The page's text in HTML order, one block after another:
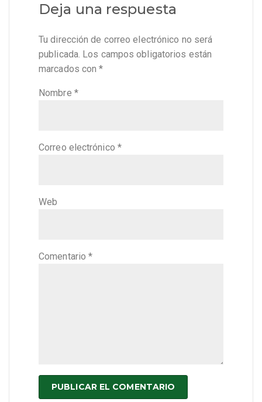
Deja una respuesta
Tu dirección de correo electrónico no será
publicada. Los campos obligatorios están
marcados con*
Nombre *
Correo electrónico *
Web
Comentario*